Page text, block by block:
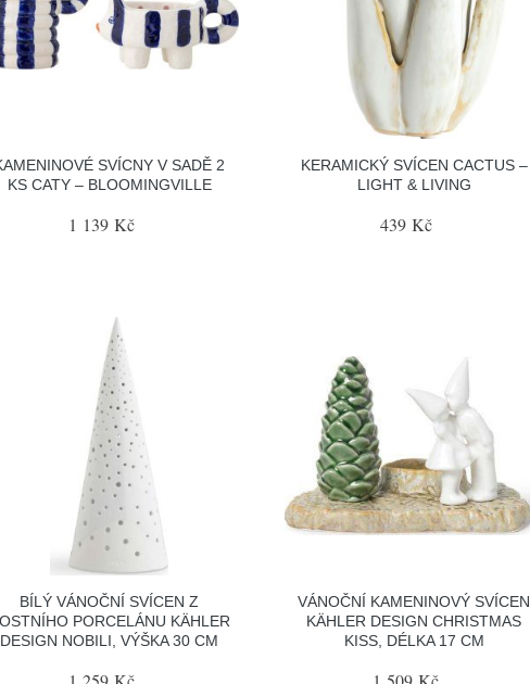
SVÍCNY V SADĚ 2
KS CATY – BLOOMINGVILLE
1 139 Kč
KERAMICKÝ SVÍCEN CACTUS –
LIGHT & LIVING
439 Kč
BÍLÝ VÁNOČNÍ SVÍCEN Z
PORCELÁNU KÄHLER
DESIGN NOBILI, VÝŠKA 30 CM
VÁNOČNÍ KAMENINOVÝ SVÍCEN
KÄHLER DESIGN CHRISTMAS
KISS, DÉLKA 17 CM